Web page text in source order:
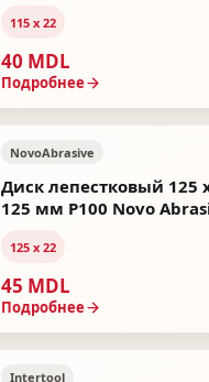
115 х 22
40 MDL
Подробнее
NovoAbrasive
Диск лепестковый 125
125 мм P100 Novo
125 х 22
45 MDL
Подробнее
Intertool